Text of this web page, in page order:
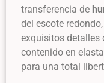
transferencia de
del escote
exquisitos detalles
contenido en
para una total